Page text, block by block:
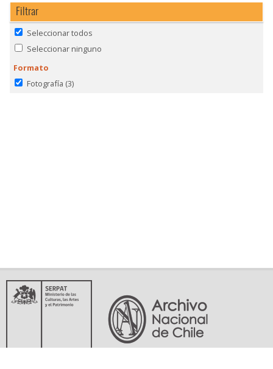
Filtrar
Seleccionar todos
Seleccionar ninguno
Formato
Fotografía (3)